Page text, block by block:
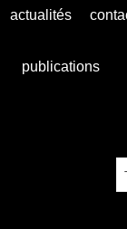
actualités
publications